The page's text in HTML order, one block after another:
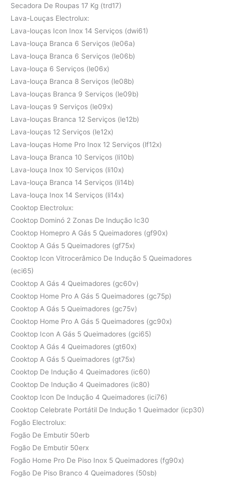
Secadora De Roupas 17 Kg (trd17)
Lava-Louças Electrolux:
Lava-louças Icon Inox 14 Serviços (dwi61)
Lava-louça Branca 6 Serviços (le06a)
Lava-louça Branca 6 Serviços (le06b)
Lava-louça 6 Serviços (le06x)
Lava-louça Branca 8 Serviços (le08b)
Lava-louças Branca 9 Serviços (le09b)
Lava-louças 9 Serviços (le09x)
Lava-louças Branca 12 Serviços (le12b)
Lava-louças 12 Serviços (le12x)
Lava-louças Home Pro Inox 12 Serviços (lf12x)
Lava-louça Branca 10 Serviços (li10b)
Lava-louça Inox 10 Serviços (li10x)
Lava-louça Branca 14 Serviços (li14b)
Lava-louça Inox 14 Serviços (li14x)
Cooktop Electrolux:
Cooktop Dominó 2 Zonas De Indução Ic30
Cooktop Homepro A Gás 5 Queimadores (gf90x)
Cooktop A Gás 5 Queimadores (gf75x)
Cooktop Icon Vitrocerâmico De Indução 5 Queimadores
(eci65)
Cooktop A Gás 4 Queimadores (gc60v)
Cooktop Home Pro A Gás 5 Queimadores (gc75p)
Cooktop A Gás 5 Queimadores (gc75v)
Cooktop Home Pro A Gás 5 Queimadores (gc90x)
Cooktop Icon A Gás 5 Queimadores (gci65)
Cooktop A Gás 4 Queimadores (gt60x)
Cooktop A Gás 5 Queimadores (gt75x)
Cooktop De Indução 4 Queimadores (ic60)
Cooktop De Indução 4 Queimadores (ic80)
Cooktop Icon De Indução 4 Queimadores (ici76)
Cooktop Celebrate Portátil De Indução 1 Queimador (icp30)
Fogão Electrolux:
Fogão De Embutir 50erb
Fogão De Embutir 50erx
Fogão Home Pro De Piso Inox 5 Queimadores (fg90x)
Fogão De Piso Branco 4 Queimadores (50sb)